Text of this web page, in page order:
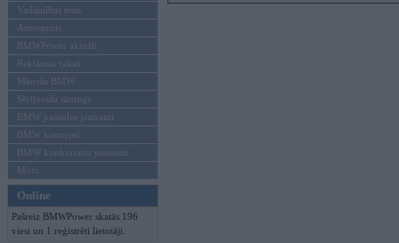
Vadāmības tests
Autosports
BMWPower aktuāli
Reklāmas raksti
Mēneša BMW
Sērijveida tūnings
BMW pasaules jaunumi
BMW koncepti
BMW konkurentu jaunumi
Moto
Online
Pašreiz BMWPower skatās 196
viesi un 1 reģistrēti lietotāji.